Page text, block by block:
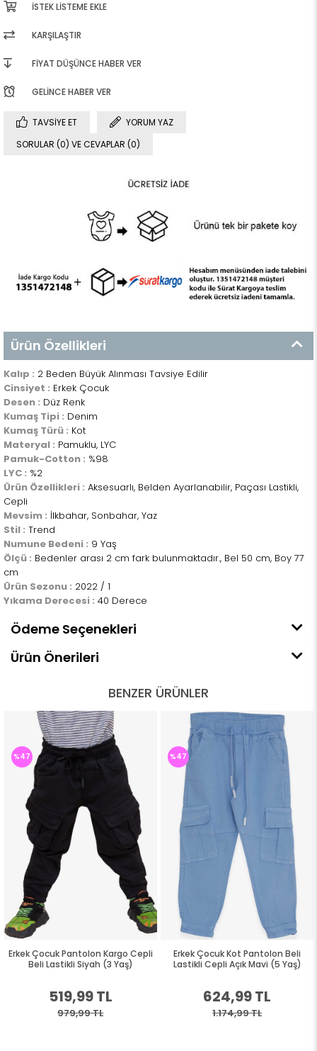
İSTEK LISTEME EKLE
KARŞILAŞTIR
FIYAT DÜŞÜNCE HABER VER
GELINCE HABER VER
TAVSIYE ET
YORUM YAZ
SORULAR (0) VE CEVAPLAR (0)
Ürün Özellikleri
Kalıp : 2 Beden Büyük Alınması Tavsiye Edilir
Cinsiyet : Erkek Çocuk
Desen : Düz Renk
Kumaş Tipi : Denim
Kumaş Türü : Kot
Materyal : Pamuklu, LYC
Pamuk-Cotton : %98
LYC : %2
Ürün Özellikleri : Aksesuarlı, Belden Ayarlanabilir, Paçası Lastikli,
Cepli
Mevsim : İlkbahar, Sonbahar, Yaz
Stil : Trend
Numune Bedeni : 9 Yaş
Ölçü : Bedenler arası 2 cm fark bulunmaktadır., Bel 50 cm, Boy 77
cm
Ürün Sezonu : 2022 / 1
Yıkama Derecesi : 40 Derece
Ödeme Seçenekleri
Ürün Önerileri
BENZER ÜRÜNLER
Erkek Çocuk Pantolon Kargo Cepli
Beli Lastikli Siyah (3 Yaş)
519,99 TL
979,99 TL
%47
Erkek Çocuk Kot Pantolon Beli
Lastikli Cepli Açık Mavi (5 Yaş)
624,99 TL
1.174,99 TL
%47